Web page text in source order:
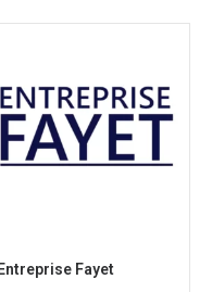
Fayet